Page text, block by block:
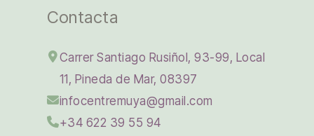
Contacta
Carrer Santiago Rusiñol, 93-99, Local
11, Pineda de Mar, 08397
infocentremuya@gmail.com
+34 622 39 55 94